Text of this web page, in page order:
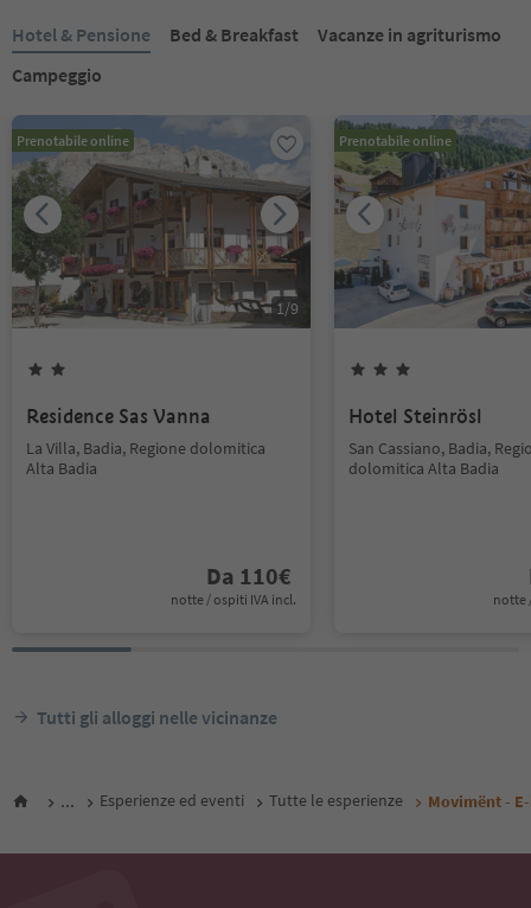
Hotel & Pensione Bed & Breakfast
Vacanze in agriturismo
Campeggio
Prenotabile online
1/9
Residence Sas Vanna
La Villa, Badia, Regione dolomitica
Alta Badia
Da 110€
notte / ospiti IVA incl.
Prenotabile online
Hotel Steinrösl
San Cassiano, Badia,
dolomitica Alta Badia
notte
Tutti gli alloggi nelle vicinanze
... Esperienze ed eventi Tutte le esperienze Movimënt -